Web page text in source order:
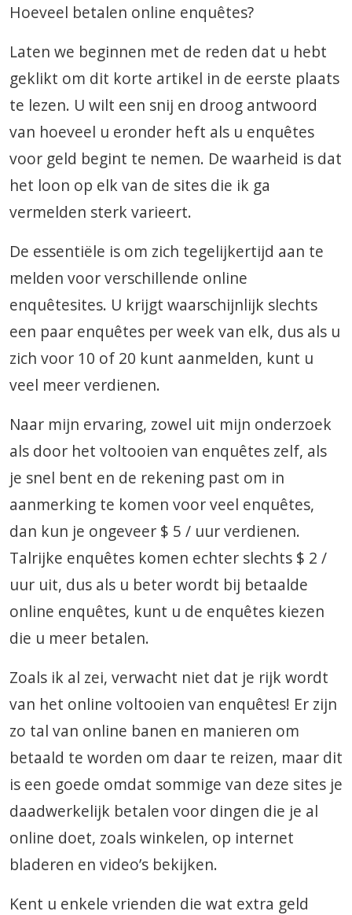
Hoeveel betalen online enquêtes?
Laten we beginnen met de reden dat u hebt
geklikt om dit korte artikel in de eerste plaats
te lezen. U wilt een snij en droog antwoord
van hoeveel u eronder heft als u enquêtes
voor geld begint te nemen. De waarheid is dat
het loon op elk van de sites die ik ga
vermelden sterk varieert.
De essentiële is om zich tegelijkertijd aan te
melden voor verschillende online
enquêtesites. U krijgt waarschijnlijk slechts
een paar enquêtes per week van elk, dus als u
zich voor 10 of 20 kunt aanmelden, kunt u
veel meer verdienen.
Naar mijn ervaring, zowel uit mijn onderzoek
als door het voltooien van enquêtes zelf, als
je snel bent en de rekening past om in
aanmerking te komen voor veel enquêtes,
dan kun je ongeveer $ 5 / uur verdienen.
Talrijke enquêtes komen echter slechts $ 2 /
uur uit, dus als u beter wordt bij betaalde
online enquêtes, kunt u de enquêtes kiezen
die u meer betalen.
Zoals ik al zei, verwacht niet dat je rijk wordt
van het online voltooien van enquêtes! Er zijn
zo tal van online banen en manieren om
betaald te worden om daar te reizen, maar dit
is een goede omdat sommige van deze sites je
daadwerkelijk betalen voor dingen die je al
online doet, zoals winkelen, op internet
bladeren en video’s bekijken.
Kent u enkele vrienden die wat extra geld